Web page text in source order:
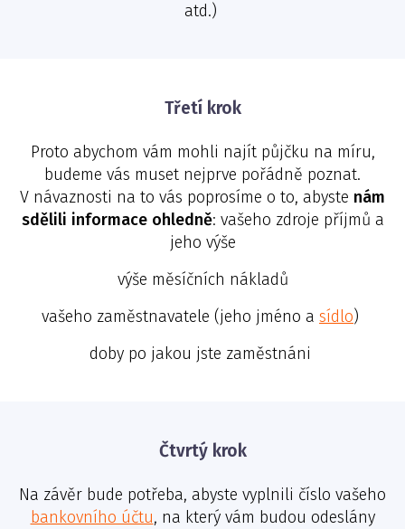
atd.)
Třetí krok
Proto abychom vám mohli najít půjčku na míru,
budeme vás muset nejprve pořádně poznat.
V návaznosti na to vás poprosíme o to, abyste nám
sdělili informace ohledně: vašeho zdroje příjmů a
jeho výše
výše měsíčních nákladů
vašeho zaměstnavatele (jeho jméno a sídlo)
doby po jakou jste zaměstnáni
Čtvrtý krok
Na závěr bude potřeba, abyste vyplnili číslo vašeho
bankovního účtu, na který vám budou odeslány